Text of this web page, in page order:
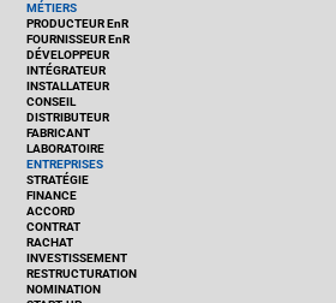
MÉTIERS
PRODUCTEUR EnR
FOURNISSEUR EnR
DÉVELOPPEUR
INTÉGRATEUR
INSTALLATEUR
CONSEIL
DISTRIBUTEUR
FABRICANT
LABORATOIRE
ENTREPRISES
STRATÉGIE
FINANCE
ACCORD
CONTRAT
RACHAT
INVESTISSEMENT
RESTRUCTURATION
NOMINATION